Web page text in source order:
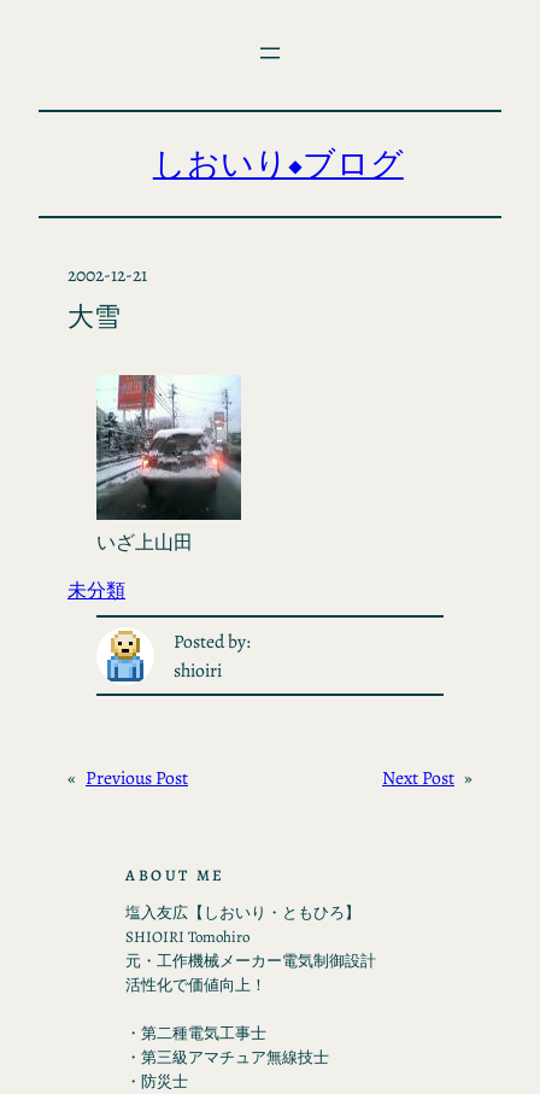
しおいり◆ブログ
2002-12-21
大雪
いざ上山田
未分類
Posted by:
shioiri
« Previous Post Next Post »
ABOUT ME
塩入友広【しおいり・ともひろ】
SHIOIRI Tomohiro
元・工作機械メーカー電気制御設計
活性化で価値向上！
・第二種電気工事士
・第三級アマチュア無線技士
・防災士